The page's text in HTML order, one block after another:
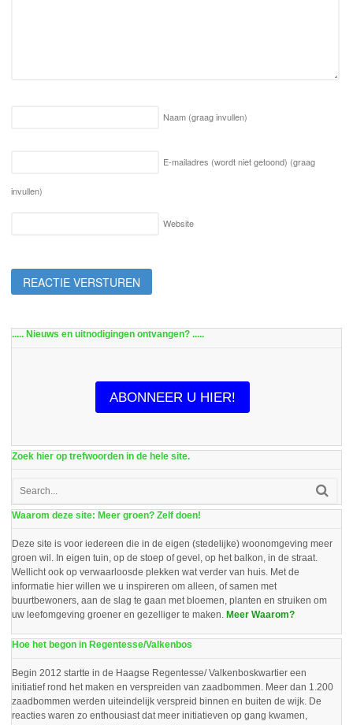
Naam (graag invullen)
E-mailadres (wordt niet getoond) (graag
invullen)
Website
..... Nieuws en uitnodigingen ontvangen? .....
ABONNEER U HIER!
Zoek hier op trefwoorden in de hele site.
Waarom deze site: Meer groen? Zelf doen!
Deze site is voor iedereen die in de eigen (stedelijke) woonomgeving meer
groen wil. In eigen tuin, op de stoep of gevel, op het balkon, in de straat.
Wellicht ook op verwaarloosde plekken wat verder van huis. Met de
informatie hier willen we u inspireren om alleen, of samen met
buurtbewoners, aan de slag te gaan met bloemen, planten en struiken om
uw leefomgeving groener en gezelliger te maken. Meer Waarom?
Hoe het begon in Regentesse/Valkenbos
Begin 2012 startte in de Haagse Regentesse/ Valkenboskwartier een
initiatief rond het maken en verspreiden van zaadbommen. Meer dan 1.200
zaadbommen werden uiteindelijk verspreid binnen en buiten de wijk. De
reacties waren zo enthousiast dat meer initiatieven op gang kwamen,